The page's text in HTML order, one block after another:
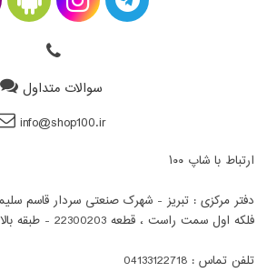
سوالات متداول
info@shop100.ir
ارتباط با شاپ ۱۰۰
فلکه اول سمت راست ، قطعه 22300203 - طبقه بالای همکف
تلفن تماس : 04133122718